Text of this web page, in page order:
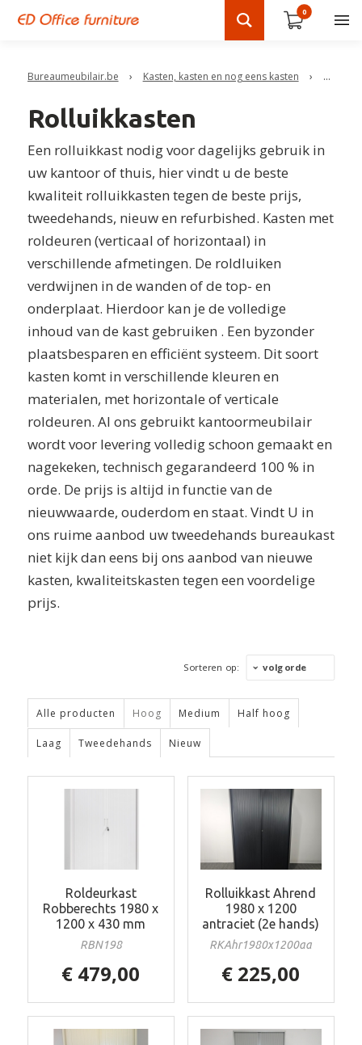
0
Bureaumeubilair.be › Kasten, kasten en nog eens kasten ›
Rolluikkasten
Een rolluikkast nodig voor dagelijks gebruik in
uw kantoor of thuis, hier vindt u de beste
kwaliteit rolluikkasten tegen de beste prijs,
tweedehands, nieuw en refurbished. Kasten met
roldeuren (verticaal of horizontaal) in
verschillende afmetingen. De roldluiken
verdwijnen in de wanden of de top- en
onderplaat. Hierdoor kan je de volledige
inhoud van de kast gebruiken . Een byzonder
plaatsbesparen en efficiënt systeem. Dit soort
kasten komt in verschillende kleuren en
materialen, met horizontale of verticale
roldeuren. Al ons gebruikt kantoormeubilair
wordt voor levering volledig schoon gemaakt en
nagekeken, technisch gegarandeerd 100 % in
orde. De prijs is altijd in functie van de
nieuwwaarde, ouderdom en staat. Vindt U in
ons ruime aanbod uw tweedehands bureaukast
niet kijk dan eens bij ons aanbod van nieuwe
kasten, kwaliteitskasten tegen een voordelige
prijs.
Alle producten Hoog Medium Half hoog
Laag Tweedehands Nieuw
Sorteren op: volgorde
Roldeurkast
Robberechts 1980 x
1200 x 430 mm
RBN198
€ 479,00
Rolluikkast Ahrend
1980 x 1200
antraciet (2e hands)
RKAhr1980x1200aa
€ 225,00